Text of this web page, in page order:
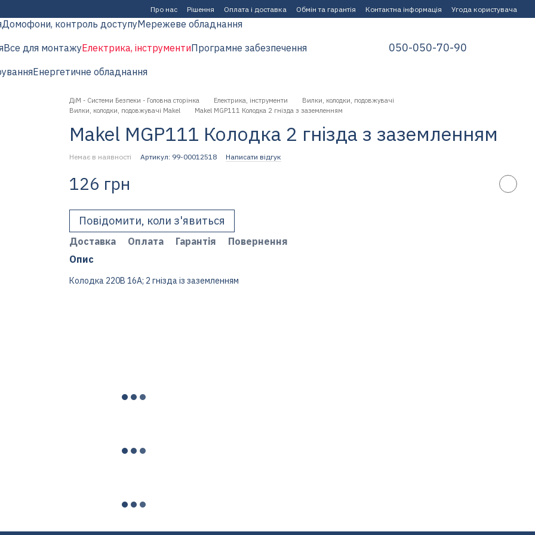
Про нас Рішення Оплата і доставка Обмін та гарантія Контактна інформація Угода користувача
Домофони, контроль доступуМережеве обладнання
Все для монтажуЕлектрика, інструментиПрограмне забезпечення
Енергетичне обладнання
050-050-70-90
ДіМ - Системи Безпеки - Головна сторінка Електрика, інструменти
Вилки, колодки, подовжувачі
Вилки, колодки, подовжувачі Makel
Makel MGP111 Колодка 2 гнізда з заземленням
Makel MGP111 Колодка 2 гнізда з заземленням
Немає в наявності Артикул: 99-00012518 Написати відгук
126 грн
Повідомити, коли з'явиться
Доставка Оплата Гарантія
Повернення
Опис
Колодка 220В 16А; 2 гнізда із заземленням